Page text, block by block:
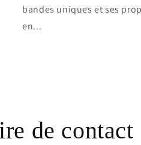
bandes uniques et ses
en...
de contact